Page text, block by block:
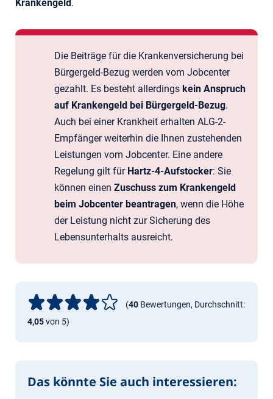
Krankengeld .
Die Beiträge für die Krankenversicherung bei
Bürgergeld-Bezug werden vom Jobcenter
gezahlt. Es besteht allerdings kein Anspruch
auf Krankengeld bei Bürgergeld-Bezug.
Auch bei einer Krankheit erhalten ALG-2-
Empfänger weiterhin die Ihnen zustehenden
Leistungen vom Jobcenter. Eine andere
Regelung gilt für Hartz-4-Aufstocker: Sie
können einen Zuschuss zum Krankengeld
beim Jobcenter beantragen, wenn die Höhe
der Leistung nicht zur Sicherung des
Lebensunterhalts ausreicht.
(40 Bewertungen, Durchschnitt:
4,05von 5)
Das könnte Sie auch interessieren: